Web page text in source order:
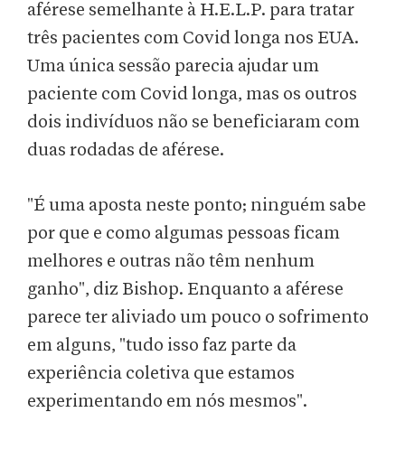
aférese semelhante à H.E.L.P. para tratar
três pacientes com Covid longa nos EUA.
Uma única sessão parecia ajudar um
paciente com Covid longa, mas os outros
dois indivíduos não se beneficiaram com
duas rodadas de aférese.
"É uma aposta neste ponto; ninguém sabe
por que e como algumas pessoas ficam
melhores e outras não têm nenhum
ganho", diz Bishop. Enquanto a aférese
parece ter aliviado um pouco o sofrimento
em alguns, "tudo isso faz parte da
experiência coletiva que estamos
experimentando em nós mesmos".